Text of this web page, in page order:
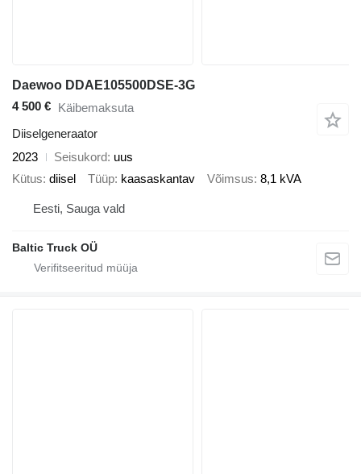
Daewoo DDAE105500DSE-3G
4 500 € Käibemaksuta
Diiselgeneraator
2023
Seisukord uus
Kütus diisel Tüüp kaasaskantav Võimsus 8,1 kVA
Eesti, Sauga vald
Baltic Truck OÜ